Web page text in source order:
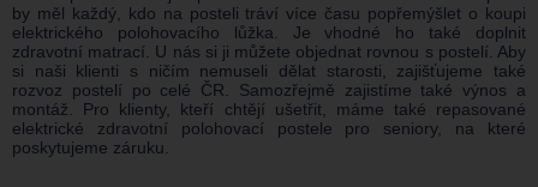
by měl každý, kdo na posteli tráví více času popřemýšlet o koupi
elektrického polohovacího lůžka. Je vhodné ho také doplnit
zdravotní matrací. U nás si ji můžete objednat rovnou s postelí. Aby
si naši klienti s ničím nemuseli dělat starosti, zajišťujeme také
rozvoz postelí po celé ČR. Samozřejmě zajistíme také výnos a
montáž. Pro klienty, kteří chtějí ušetřit, máme také repasované
elektrické zdravotní polohovací postele pro seniory, na které
poskytujeme záruku.